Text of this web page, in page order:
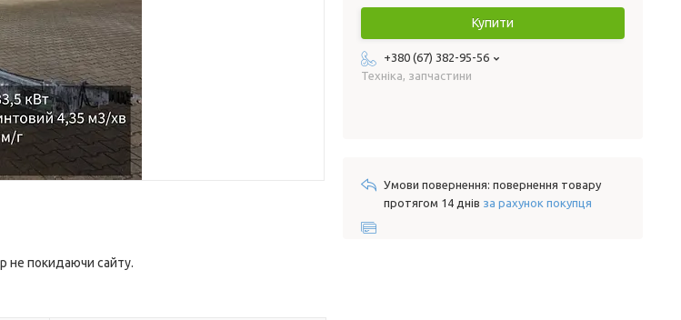
не покидаючи сайту.
Купити
+380 (67) 382-95-56
Техніка, запчастини
повернення товару
протягом 14 днів за рахунок покупця